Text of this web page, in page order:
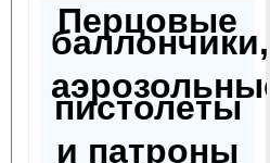
Перцовые
баллончики,
пистолеты
и патроны